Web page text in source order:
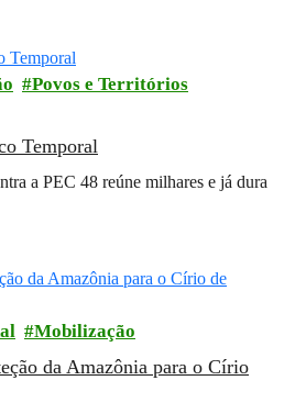
Povos e Territórios
Temporal
a PEC 48 reúne milhares e já dura
Mobilização
da Amazônia para o Círio